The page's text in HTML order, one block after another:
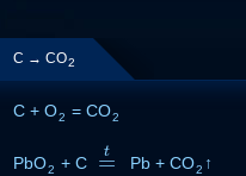
C → CO2
C + O2 = CO2
PbO2 + C =
t
=t Pb + CO2 ↑